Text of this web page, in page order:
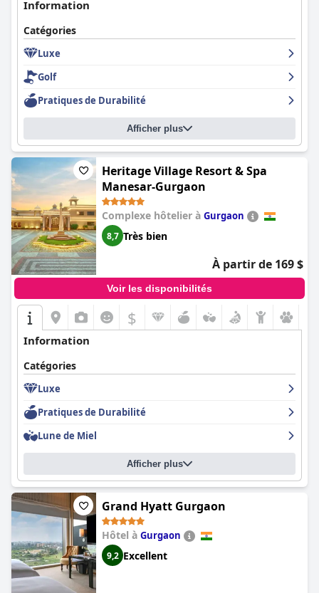
Information
Catégories
Luxe
Golf
Pratiques de Durabilité
Afficher plus
Heritage Village Resort & Spa
Manesar-Gurgaon
Complexe hôtelier à Gurgaon
8,7 Très bien
À partir de 169 $
Voir les disponibilités
$
Information
Catégories
Luxe
Pratiques de Durabilité
Lune de Miel
Afficher plus
Grand Hyatt Gurgaon
Hôtel à Gurgaon
9,2 Excellent